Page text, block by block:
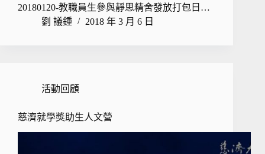
20180120-教職員生參與靜思精舍發放打包日…
劉 議鍾
2018 年 3 月 6 日
活動回顧
慈濟就學獎助生人文營